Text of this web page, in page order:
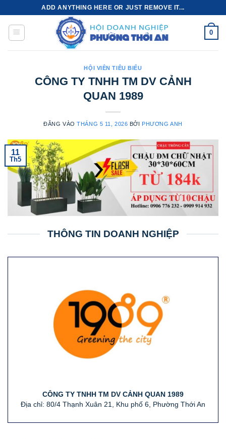
dung
ADD ANYTHING HERE OR JUST REMOVE IT...
0
HỘI VIÊN TIÊU BIỂU
CÔNG TY TNHH TM DV CẢNH
QUAN 1989
ĐĂNG VÀOTHÁNG 5 11, 2026 BỞI PHƯƠNG ANH
11
Th5
THÔNG TIN DOANH NGHIỆP
CÔNG TY TNHH TM DV CẢNH QUAN 1989
Địa chỉ: 80/4 Thạnh Xuân 21, Khu phố 6, Phường Thới An